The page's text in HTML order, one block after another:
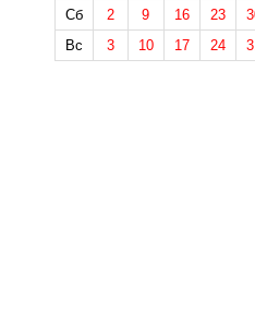
Сб
2 9 16 23
Вс
3 10 17 24